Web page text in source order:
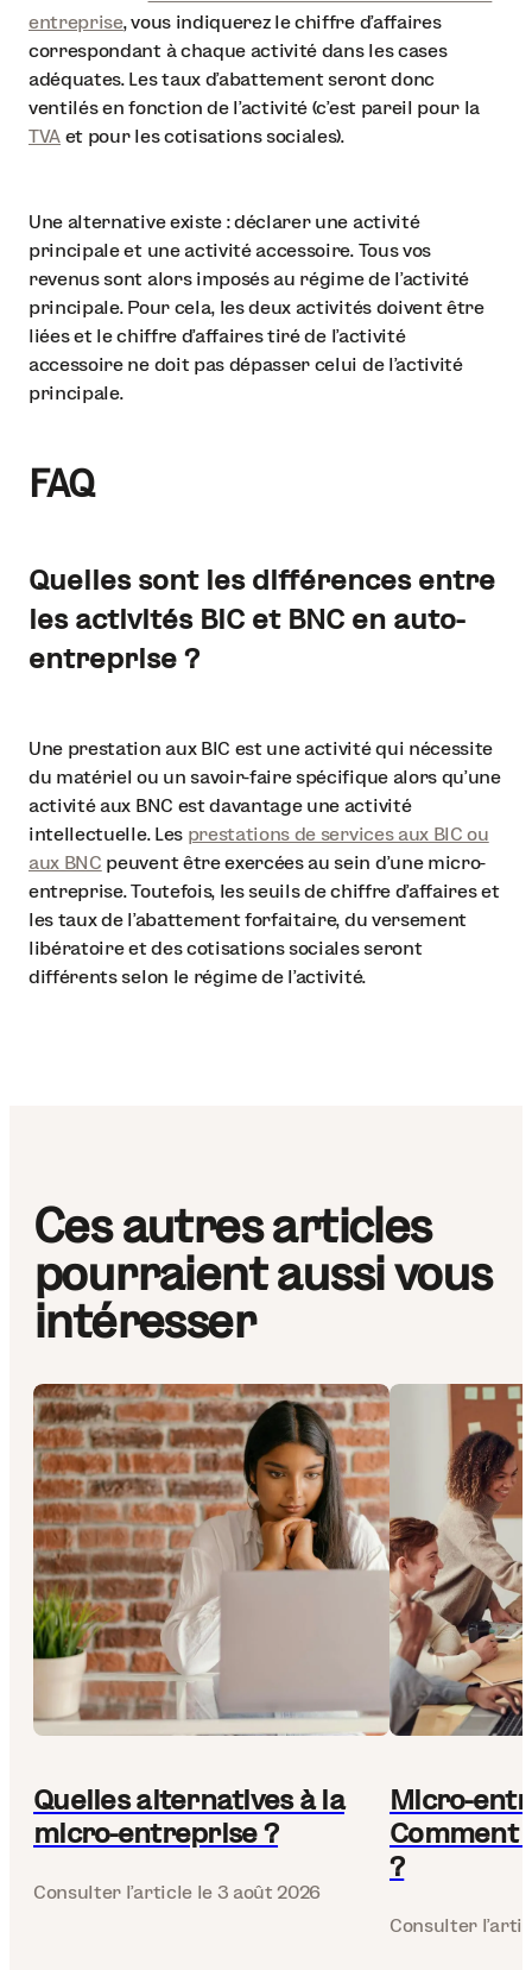
entreprise, vous indiquerez le chiffre d’affaires
correspondant à chaque activité dans les cases
adéquates. Les taux d’abattement seront donc
ventilés en fonction de l’activité (c’est pareil pour la
TVA et pour les cotisations sociales).
Une alternative existe : déclarer une activité
principale et une activité accessoire. Tous vos
revenus sont alors imposés au régime de l’activité
principale. Pour cela, les deux activités doivent être
liées et le chiffre d’affaires tiré de l’activité
accessoire ne doit pas dépasser celui de l’activité
principale.
FAQ
Quelles sont les différences entre
les activités BIC et BNC en auto-
entreprise ?
Une prestation aux BIC est une activité qui nécessite
du matériel ou un savoir-faire spécifique alors qu’une
activité aux BNC est davantage une activité
intellectuelle. Les prestations de services aux BIC ou
aux BNC peuvent être exercées au sein d’une micro-
entreprise. Toutefois, les seuils de chiffre d’affaires et
les taux de l’abattement forfaitaire, du versement
libératoire et des cotisations sociales seront
différents selon le régime de l’activité.
Ces autres articles
pourraient aussi vous
intéresser
Quelles alternatives à la
micro-entreprise ?
Consulter l’articlele 3 août 2026
Micro-
Comment
?
Consulter